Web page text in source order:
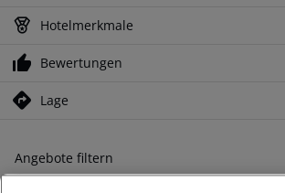
Hotelmerkmale
Bewertungen
Lage
Angebote filtern
Ändern Sie Ihre Kriterien nach Ihren